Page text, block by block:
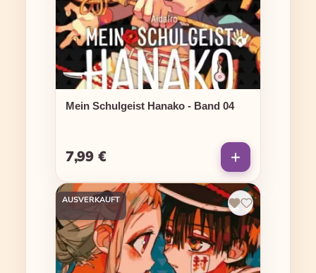
Mein Schulgeist Hanako - Band 04
Regulärer Preis:
7,99 €
AUSVERKAUFT